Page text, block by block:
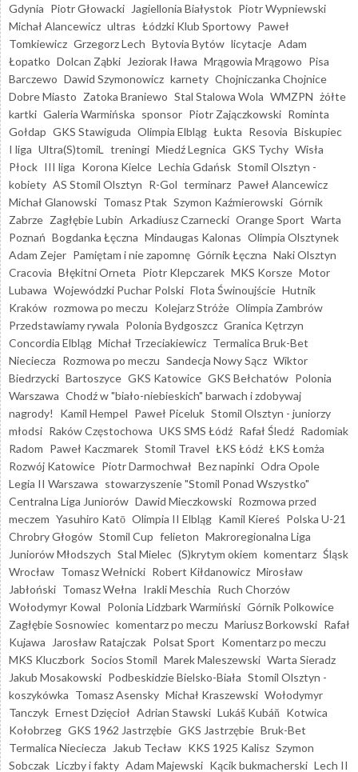
Gdynia Piotr Głowacki Jagiellonia Białystok Piotr Wypniewski
Michał Alancewicz ultras Łódzki Klub Sportowy Paweł
Tomkiewicz Grzegorz Lech Bytovia Bytów licytacje Adam
Łopatko Dolcan Ząbki Jeziorak Iława Mrągowia Mrągowo Pisa
Barczewo Dawid Szymonowicz karnety Chojniczanka Chojnice
Dobre Miasto Zatoka Braniewo Stal Stalowa Wola WMZPN żółte
kartki Galeria Warmińska sponsor Piotr Zajączkowski Rominta
Gołdap GKS Stawiguda Olimpia Elbląg Łukta Resovia Biskupiec
I liga Ultra(S)tomiL treningi Miedź Legnica GKS Tychy Wisła
Płock III liga Korona Kielce Lechia Gdańsk Stomil Olsztyn -
kobiety AS Stomil Olsztyn R-Gol terminarz Paweł Alancewicz
Michał Glanowski Tomasz Ptak Szymon Kaźmierowski Górnik
Zabrze Zagłębie Lubin Arkadiusz Czarnecki Orange Sport Warta
Poznań Bogdanka Łęczna Mindaugas Kalonas Olimpia Olsztynek
Adam Zejer Pamiętam i nie zapomnę Górnik Łęczna Naki Olsztyn
Cracovia Błękitni Orneta Piotr Klepczarek MKS Korsze Motor
Lubawa Wojewódzki Puchar Polski Flota Świnoujście Hutnik
Kraków rozmowa po meczu Kolejarz Stróże Olimpia Zambrów
Przedstawiamy rywala Polonia Bydgoszcz Granica Kętrzyn
Concordia Elbląg Michał Trzeciakiewicz Termalica Bruk-Bet
Nieciecza Rozmowa po meczu Sandecja Nowy Sącz Wiktor
Biedrzycki Bartoszyce GKS Katowice GKS Bełchatów Polonia
Warszawa Chodź w "biało-niebieskich" barwach i zdobywaj
nagrody!
Kamil Hempel Paweł Piceluk Stomil Olsztyn - juniorzy
młodsi Raków Częstochowa UKS SMS Łódź Rafał Śledź Radomiak
Radom Paweł Kaczmarek Stomil Travel ŁKS Łódź ŁKS Łomża
Rozwój Katowice Piotr Darmochwał Bez napinki Odra Opole
Legia II Warszawa stowarzyszenie "Stomil Ponad Wszystko"
Centralna Liga Juniorów Dawid Mieczkowski Rozmowa przed
meczem Yasuhiro Katō Olimpia II Elbląg Kamil Kiereś Polska U-21
Chrobry Głogów Stomil Cup felieton Makroregionalna Liga
Juniorów Młodszych Stal Mielec (S)krytym okiem komentarz Śląsk
Wrocław Tomasz Wełnicki Robert Kiłdanowicz Mirosław
Jabłoński Tomasz Wełna Irakli Meschia Ruch Chorzów
Wołodymyr Kowal Polonia Lidzbark Warmiński Górnik Polkowice
Zagłębie Sosnowiec komentarz po meczu Mariusz Borkowski Rafał
Kujawa
Jarosław Ratajczak Polsat Sport Komentarz po meczu
MKS Kluczbork Socios Stomil Marek Maleszewski Warta Sieradz
Jakub Mosakowski Podbeskidzie Bielsko-Biała Stomil Olsztyn -
koszykówka Tomasz Asensky Michał Kraszewski Wołodymyr
Tanczyk Ernest Dzięcioł Adrian Stawski Lukáš Kubáň Kotwica
Kołobrzeg GKS 1962 Jastrzębie GKS Jastrzębie Bruk-Bet
Termalica Nieciecza
Jakub Tecław KKS 1925 Kalisz Szymon
Sobczak Liczby i fakty Adam Majewski Kącik bukmacherski Lech II